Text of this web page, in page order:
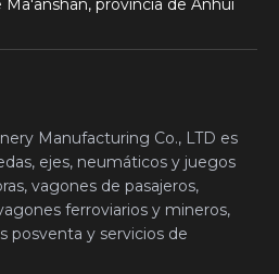
provincia de Anhui
Manufacturing Co., LTD es
ejes, neumáticos y juegos
vagones de pasajeros,
ferroviarios y mineros,
posventa y servicios de